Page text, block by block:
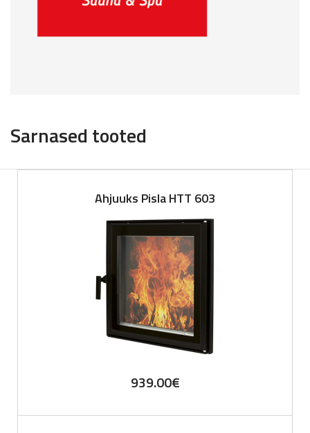
Sarnased tooted
Ahjuuks Pisla HTT 603
939.00€